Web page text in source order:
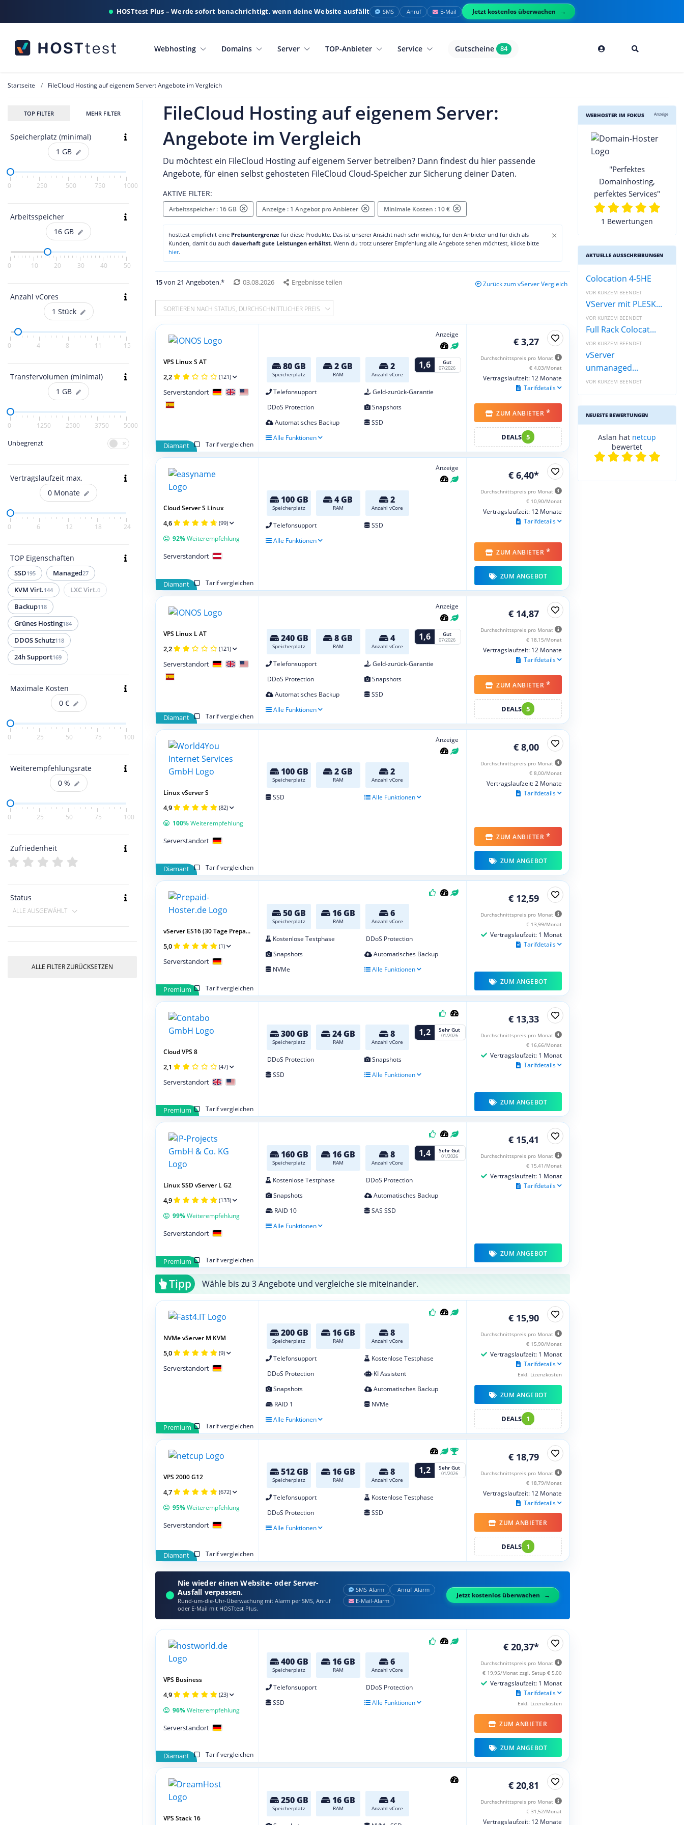
HOSTtest Plus – Werde sofort benachrichtigt, wenn deine Website ausfällt SMS Anruf E-Mail Jetzt kostenlos überwachen
Webhosting Domains Server TOP-Anbieter Service Gutscheine 84
Startseite FileCloud Hosting auf eigenem Server: Angebote im Vergleich
TOP FILTER MEHR FILTER
Speicherplatz (minimal)
1 GB
0 250 500 750 1000
Arbeitsspeicher
16 GB
0 10 20 30 40 50
Anzahl vCores
1 Stück
0 4 8 11 15
Transfervolumen (minimal)
1 GB
0 1250 2500 3750 5000
Unbegrenzt
Vertragslaufzeit max.
0 Monate
0 6 12 18 24
TOP Eigenschaften
SSD195 Managed27
KVM Virt.144 LXC Virt.0
Backup118
Grünes Hosting184
DDOS Schutz118
24h Support169
Maximale Kosten
0 €
0 25 50 75 100
Weiterempfehlungsrate
0 %
0 25 50 75 100
Zufriedenheit
Status
ALLE AUSGEWÄHLT
ALLE FILTER ZURÜCKSETZEN
FileCloud Hosting auf eigenem Server:
Angebote im Vergleich
Du möchtest ein FileCloud Hosting auf eigenem Server betreiben? Dann findest du hier passende
Angebote, für einen selbst gehosteten FileCloud Cloud-Speicher zur Sicherung deiner Daten.
AKTIVE FILTER:
Arbeitsspeicher : 16 GB Anzeige : 1 Angebot pro Anbieter Minimale Kosten : 10 €
×
hosttest empfiehlt eine Preisuntergrenze für diese Produkte. Das ist unserer Ansicht nach sehr wichtig, für den Anbieter und für dich als
Kunden, damit du auch dauerhaft gute Leistungen erhältst. Wenn du trotz unserer Empfehlung alle Angebote sehen möchtest, klicke bitte
hier.
15von 21 Angeboten.* 03.08.2026 Ergebnisse teilen Zurück zum vServer Vergleich
SORTIEREN NACH STATUS, DURCHSCHNITTLICHER PREIS
Anzeige
80 GB
Speicherplatz
2 GB
RAM
2
Anzahl vCore
1,6 Gut
07/2026
Telefonsupport
Geld-zurück-Garantie
DDoS Protection
Snapshots
Automatisches Backup
SSD
Alle Funktionen
Diamant
Tarif vergleichen
VPS Linux S AT
2,2 (121)
Serverstandort
€ 3,27
Durchschnittspreis pro Monat
€ 4,03/Monat
Vertragslaufzeit: 12 Monate
Tarifdetails
ZUM ANBIETER *
DEALS 5
Anzeige
100 GB
Speicherplatz
4 GB
RAM
2
Anzahl vCore
Telefonsupport
SSD
Alle Funktionen
Diamant Tarif vergleichen
Cloud Server S Linux
4,6 (99)
92%Weiterempfehlung
Serverstandort
€ 6,40*
Durchschnittspreis pro Monat
€ 10,90/Monat
Vertragslaufzeit: 12 Monate
Tarifdetails
ZUM ANBIETER *
ZUM ANGEBOT
Anzeige
240 GB
Speicherplatz
8 GB
RAM
4
Anzahl vCore
1,6 Gut
07/2026
Telefonsupport
Geld-zurück-Garantie
DDoS Protection
Snapshots
Automatisches Backup
SSD
Alle Funktionen
Diamant
Tarif vergleichen
VPS Linux L AT
2,2 (121)
Serverstandort
€ 14,87
Durchschnittspreis pro Monat
€ 18,15/Monat
Vertragslaufzeit: 12 Monate
Tarifdetails
ZUM ANBIETER *
DEALS 5
Anzeige
100 GB
Speicherplatz
2 GB
RAM
2
Anzahl vCore
SSD Alle Funktionen
Diamant Tarif vergleichen
Linux vServer S
4,9 (82)
100%Weiterempfehlung
Serverstandort
€ 8,00
Durchschnittspreis pro Monat
€ 8,00/Monat
Vertragslaufzeit: 2 Monate
Tarifdetails
ZUM ANBIETER *
ZUM ANGEBOT
50 GB
Speicherplatz
16 GB
RAM
6
Anzahl vCore
Kostenlose Testphase
DDoS Protection
Snapshots
Automatisches Backup
NVMe
Alle Funktionen
Premium Tarif vergleichen
vServer ES16 (30 Tage Prepa...
5,0 (1)
Serverstandort
€ 12,59
Durchschnittspreis pro Monat
€ 13,99/Monat
Vertragslaufzeit: 1 Monat
Tarifdetails
ZUM ANGEBOT
300 GB
Speicherplatz
24 GB
RAM
8
Anzahl vCore
1,2 Sehr Gut
01/2026
DDoS Protection
Snapshots
SSD
Alle Funktionen
Premium Tarif vergleichen
Cloud VPS 8
2,1 (47)
Serverstandort
€ 13,33
Durchschnittspreis pro Monat
€ 16,66/Monat
Vertragslaufzeit: 1 Monat
Tarifdetails
ZUM ANGEBOT
160 GB
Speicherplatz
16 GB
RAM
8
Anzahl vCore
1,4 Sehr Gut
01/2026
Kostenlose Testphase
DDoS Protection
Snapshots
Automatisches Backup
RAID 10
SAS SSD
Alle Funktionen
Premium Tarif vergleichen
Linux SSD vServer L G2
4,9 (133)
99%Weiterempfehlung
Serverstandort
€ 15,41
Durchschnittspreis pro Monat
€ 15,41/Monat
Vertragslaufzeit: 1 Monat
Tarifdetails
ZUM ANGEBOT
Tipp Wähle bis zu 3 Angebote und vergleiche sie miteinander.
200 GB
Speicherplatz
16 GB
RAM
8
Anzahl vCore
Telefonsupport
Kostenlose Testphase
DDoS Protection
KI Assistent
Snapshots
Automatisches Backup
RAID 1
NVMe
Alle Funktionen
Premium
Tarif vergleichen
NVMe vServer M KVM
5,0 (9)
Serverstandort
€ 15,90
Durchschnittspreis pro Monat
€ 15,90/Monat
Vertragslaufzeit: 1 Monat
Tarifdetails
Exkl. Lizenzkosten
ZUM ANGEBOT
DEALS 1
512 GB
Speicherplatz
16 GB
RAM
8
Anzahl vCore
1,2 Sehr Gut
01/2026
Telefonsupport
Kostenlose Testphase
DDoS Protection
SSD
Alle Funktionen
Diamant Tarif vergleichen
VPS 2000 G12
4,7 (672)
95%Weiterempfehlung
Serverstandort
€ 18,79
Durchschnittspreis pro Monat
€ 18,79/Monat
Vertragslaufzeit: 12 Monate
Tarifdetails
ZUM ANBIETER
DEALS 1
Nie wieder einen Website- oder Server-
Ausfall verpassen.
Rund-um-die-Uhr-Überwachung mit Alarm per SMS, Anruf
oder E‑Mail mit HOSTtest Plus.
SMS‑Alarm
Anruf‑Alarm
E‑Mail‑Alarm
Jetzt kostenlos überwachen
400 GB
Speicherplatz
16 GB
RAM
6
Anzahl vCore
Telefonsupport
DDoS Protection
SSD
Alle Funktionen
Diamant Tarif vergleichen
VPS Business
4,9 (23)
96%Weiterempfehlung
Serverstandort
€ 20,37*
Durchschnittspreis pro Monat
€ 19,95/Monat zzgl. Setup € 5,00
Vertragslaufzeit: 1 Monat
Tarifdetails
Exkl. Lizenzkosten
ZUM ANBIETER
ZUM ANGEBOT
250 GB
Speicherplatz
16 GB
RAM
4
Anzahl vCore
VPS Stack 16
€ 20,81
Durchschnittspreis pro Monat
€ 31,52/Monat
Vertragslaufzeit: 12 Monate
WEBHOSTER IM FOKUS Anzeige
"Perfektes
Domainhosting,
perfektes Services"
1 Bewertungen
AKTUELLE AUSSCHREIBUNGEN
Colocation 4-5HE
VOR KURZEM BEENDET
VServer mit PLESK...
VOR KURZEM BEENDET
Full Rack Colocat...
VOR KURZEM BEENDET
vServer
unmanaged...
VOR KURZEM BEENDET
NEUESTE BEWERTUNGEN
Aslan hat netcup
bewertet